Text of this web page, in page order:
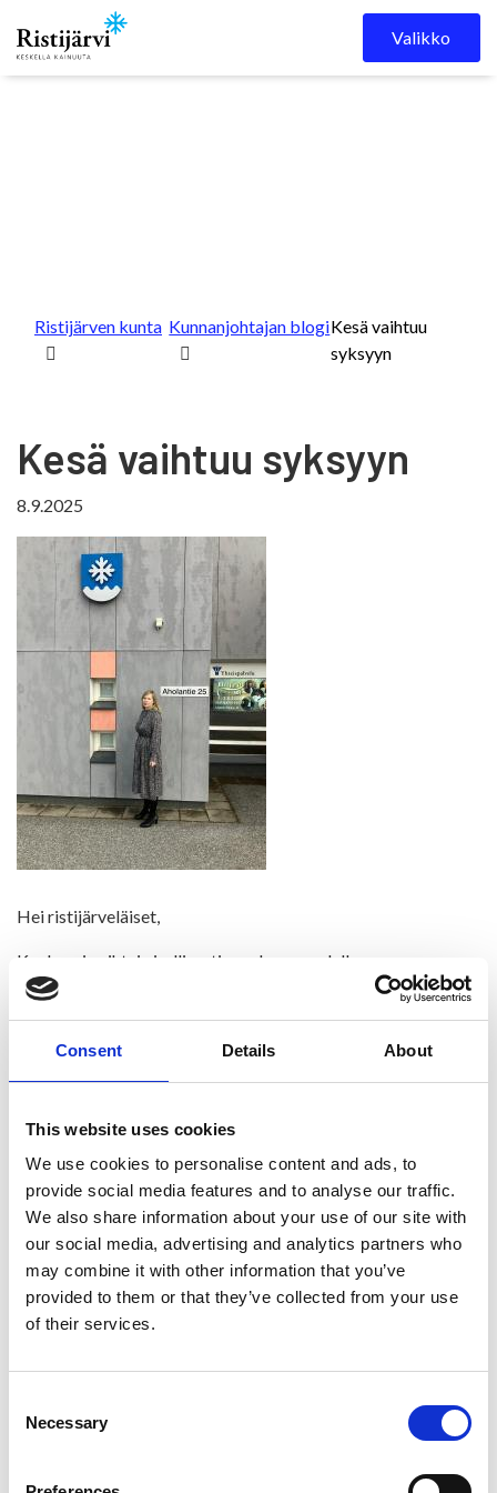
Consent Details About
This website uses cookies
We use cookies to personalise content and ads, to
provide social media features and to analyse our traffic.
We also share information about your use of our site with
our social media, advertising and analytics partners who
may combine it with other information that you’ve
provided to them or that they’ve collected from your use
of their services.
Selection
Necessary
Skip to content
Valikko
Ristijärven kunta Kunnanjohtajan blogiKesä vaihtuu
syksyyn
Kesä vaihtuu syksyyn
8.9.2025
Hei ristijärveläiset,
Kuukausi vaihtui virallisesti syyskuun puolelle.
Koulut ovat alkaneet Ristijärvellä ja ihmiset ovat palailleet
jäljellä. Liikkeellä on pieniä juuri koulutaipaleensa aloittaneita
keltalakkeja, joten meidän kaikkien autoilijoiden on hyvä
Kunnantalolla ensi vuoden talousarvion valmistelun on
aloitettu viranhaltijatyönä. Talousarvioraamin mukaan
kunnan talous on alijäämäinen 2025 ja 2026.
Kunnanvaltuutetut kerääntyvät pohtimaan talousarvioasioita
ja asettamaan suuntaviivoja uudelle kuntastrategialle 2027-
2030 syyskuun lopussa.
Avasimme juuri kuntastrategiakyselyn kunnan verkkosivuille
mihin suuntaan kuntalaiset, yritykset, yhdistykset,
mökkiläiset ja matkailijat toivovat Ristijärven kehittyvän.
Syksy tarjoaa hienoja mahdollisuuksia luonnossa liikkumiseen